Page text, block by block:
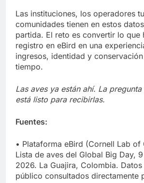
Las instituciones, los operadores
comunidades tienen en estos
partida. El reto es convertir lo que
registro en eBird en una
ingresos, identidad y
tiempo.
Las aves ya están ahí. La
está listo para recibirlas.
Fuentes:
• Plataforma eBird (Cornell Lab of
Lista de aves del Global Big Day,
2026. La Guajira, Colombia.
público consultados directamente